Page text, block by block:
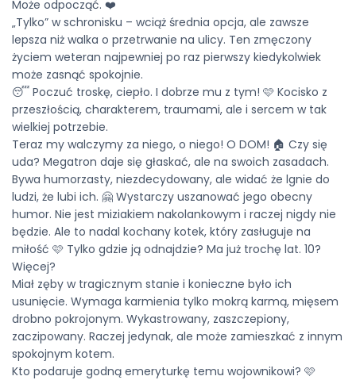
Może odpocząć. ❤️
„Tylko” w schronisku – wciąż średnia opcja, ale zawsze
lepsza niż walka o przetrwanie na ulicy. Ten zmęczony
życiem weteran najpewniej po raz pierwszy kiedykolwiek
może zasnąć spokojnie.
😴 Poczuć troskę, ciepło. I dobrze mu z tym! 🩷 Kocisko z
przeszłością, charakterem, traumami, ale i sercem w tak
wielkiej potrzebie.
Teraz my walczymy za niego, o niego! O DOM! 🏠 Czy się
uda? Megatron daje się głaskać, ale na swoich zasadach.
Bywa humorzasty, niezdecydowany, ale widać że lgnie do
ludzi, że lubi ich. 🤗 Wystarczy uszanować jego obecny
humor. Nie jest miziakiem nakolankowym i raczej nigdy nie
będzie. Ale to nadal kochany kotek, który zasługuje na
miłość 🩷 Tylko gdzie ją odnajdzie? Ma już trochę lat. 10?
Więcej?
Miał zęby w tragicznym stanie i konieczne było ich
usunięcie. Wymaga karmienia tylko mokrą karmą, mięsem
drobno pokrojonym. Wykastrowany, zaszczepiony,
zaczipowany. Raczej jedynak, ale może zamieszkać z innym
spokojnym kotem.
Kto podaruje godną emeryturkę temu wojownikowi? 🩷